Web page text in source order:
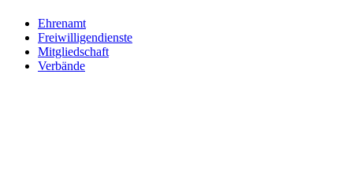
Ehrenamt
Freiwilligendienste
Mitgliedschaft
Verbände